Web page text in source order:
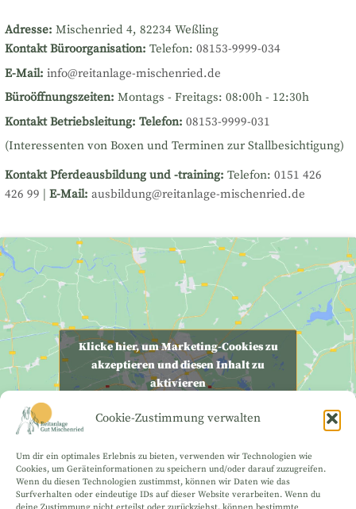
Cookie-Zustimmung verwalten
Um dir ein optimales Erlebnis zu bieten, verwenden wir Technologien wie
Cookies, um Geräteinformationen zu speichern und/oder darauf zuzugreifen.
Wenn du diesen Technologien zustimmst, können wir Daten wie das
Surfverhalten oder eindeutige IDs auf dieser Website verarbeiten. Wenn du
Adresse: Mischenried 4, 82234 Weßling
Kontakt Büroorganisation:Telefon:08153-9999-034
E-Mail:info@reitanlage-mischenried.de
Büroöffnungszeiten: Montags - Freitags: 08:00h - 12:30h
Kontakt Betriebsleitung: Telefon: 08153-9999-031
(Interessenten von Boxen und Terminen zur Stallbesichtigung)
Kontakt Pferdeausbildung und -training: Telefon:0151 426
426 99 |E-Mail: ausbildung@reitanlage-mischenried.de
Klicke hier, um Marketing-Cookies zu
akzeptieren und diesen Inhalt zu
aktivieren